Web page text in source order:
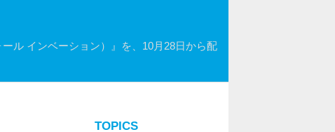
ル インベーション）』を、10月28日から配
TOPICS